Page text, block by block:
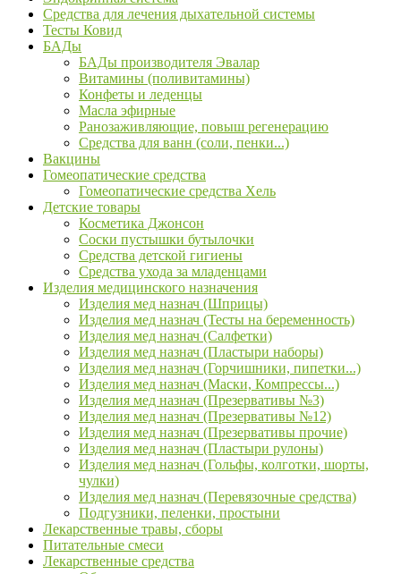
Средства для лечения дыхательной системы
Тесты Ковид
БАДы
БАДы производителя Эвалар
Витамины (поливитамины)
Конфеты и леденцы
Масла эфирные
Ранозаживляющие, повыш регенерацию
Средства для ванн (соли, пенки...)
Вакцины
Гомеопатические средства
Гомеопатические средства Хель
Детские товары
Косметика Джонсон
Соски пустышки бутылочки
Средства детской гигиены
Средства ухода за младенцами
Изделия медицинского назначения
Изделия мед назнач (Шприцы)
Изделия мед назнач (Тесты на беременность)
Изделия мед назнач (Салфетки)
Изделия мед назнач (Пластыри наборы)
Изделия мед назнач (Горчишники, пипетки...)
Изделия мед назнач (Маски, Компрессы...)
Изделия мед назнач (Презервативы №3)
Изделия мед назнач (Презервативы №12)
Изделия мед назнач (Презервативы прочие)
Изделия мед назнач (Пластыри рулоны)
Изделия мед назнач (Гольфы, колготки, шорты,
чулки)
Изделия мед назнач (Перевязочные средства)
Подгузники, пеленки, простыни
Лекарственные травы, сборы
Питательные смеси
Лекарственные средства